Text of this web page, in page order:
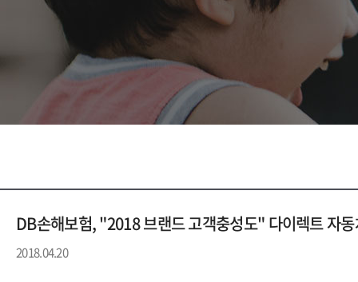
DB손해보험, "2018 브랜드 고객충성도" 다이렉트 자
2018.04.20